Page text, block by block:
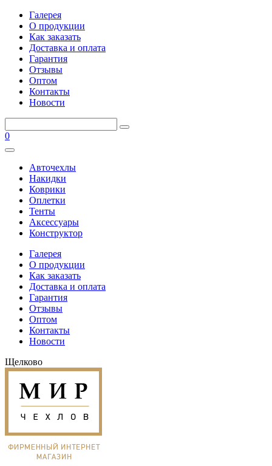
Галерея
О продукции
Как заказать
Доставка и оплата
Гарантия
Отзывы
Оптом
Контакты
Новости
0
Авточехлы
Накидки
Коврики
Оплетки
Тенты
Аксессуары
Конструктор
Галерея
О продукции
Как заказать
Доставка и оплата
Гарантия
Отзывы
Оптом
Контакты
Новости
Щелково